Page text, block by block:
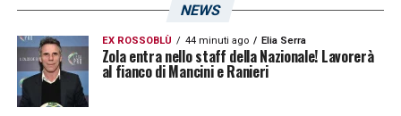
NEWS
EX ROSSOBLÙ 44 minuti ago Elia Serra
Zola entra nello staff della Nazionale! Lavorerà
al fianco di Mancini e Ranieri